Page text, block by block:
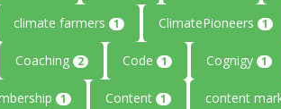
climate farmers 1 ClimatePioneers 1
Coaching 2 Code 1 Cognigy 1
1 Content 1 content